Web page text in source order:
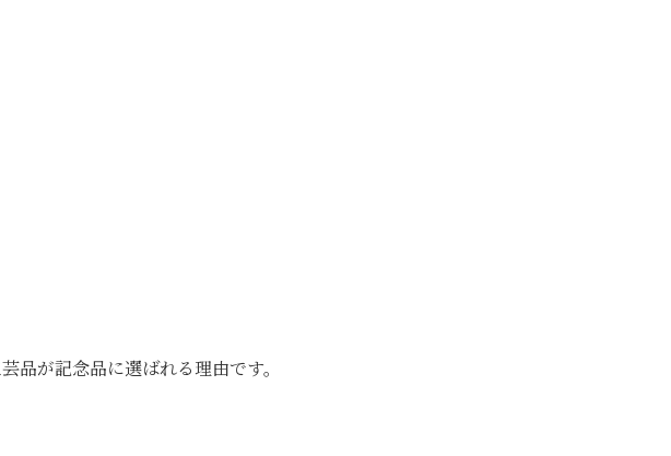
品が記念品に選ばれる理由です。